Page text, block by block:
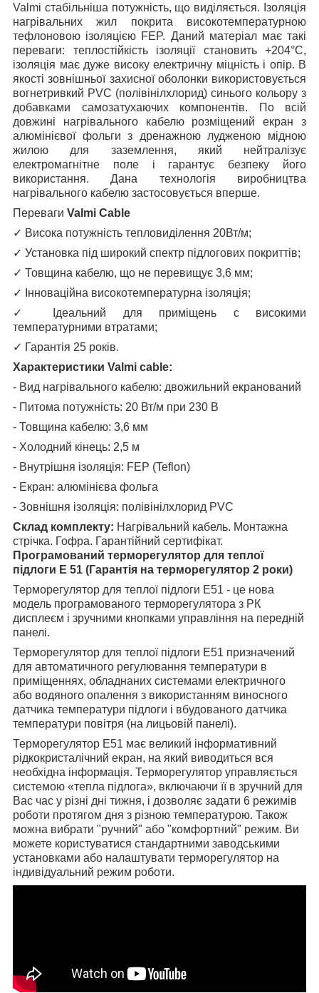
Valmi стабільніша потужність, що виділяється. Ізоляція
нагрівальних жил покрита високотемпературною
тефлоновою ізоляцією FEP. Даний матеріал має такі
переваги: ​​теплостійкість ізоляції становить +204°С,
ізоляція має дуже високу електричну міцність і опір. В
якості зовнішньої захисної оболонки використовується
вогнетривкий PVC (полівінілхлорид) синього кольору з
добавками самозатухаючих компонентів. По всій
довжині нагрівального кабелю розміщений екран з
алюмінієвої фольги з дренажною лудженою мідною
жилою для заземлення, який нейтралізує
електромагнітне поле і гарантує безпеку його
використання. Дана технологія виробництва
нагрівального кабелю застосовується вперше.
Переваги Valmi Cable
✓ Висока потужність тепловиділення 20Вт/м;
✓ Установка під широкий спектр підлогових покриттів;
✓ Товщина кабелю, що не перевищує 3,6 мм;
✓
Інноваційна високотемпературна ізоляція;
✓
Ідеальний для приміщень c високими
температурними втратами;
✓ Гарантія 25 років.
Характеристики Valmi cable:
- Вид нагрівального кабелю: двожильний екранований
- Питома потужність: 20 Вт/м при 230 В
- Товщина кабелю: 3,6 мм
- Холодний кінець: 2,5 м
- Внутрішня ізоляція: FEP (Teflon)
- Екран: алюмінієва фольга
- Зовнішня ізоляція: полівінілхлорид PVC
Склад комплекту: Нагрівальний кабель. Монтажна
стрічка. Гофра. Гарантійний сертифікат.
Програмований терморегулятор для теплої
підлоги E 51 (Гарантія на терморегулятор 2 роки)
Терморегулятор для теплої підлоги E51 - це нова
модель програмованого терморегулятора з РК
дисплеєм і зручними кнопками управління на передній
панелі.
Терморегулятор для теплої підлоги E51 призначений
для автоматичного регулювання температури в
приміщеннях, обладнаних системами електричного
або водяного опалення з використанням виносного
датчика температури підлоги і вбудованого датчика
температури повітря (на лицьовій панелі).
Терморегулятор Е51 має великий інформативний
рідкокристалічний екран, на який виводиться вся
необхідна інформація. Терморегулятор управляється
системою «тепла підлога», включаючи її в зручний для
Вас час у різні дні тижня, і дозволяє задати 6 режимів
роботи протягом дня з різною температурою. Також
можна вибрати "ручний" або "комфортний" режим. Ви
можете користуватися стандартними заводськими
установками або налаштувати терморегулятор на
індивідуальний режим роботи.